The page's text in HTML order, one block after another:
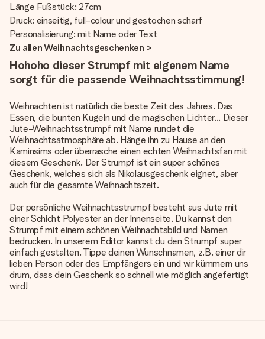
Länge Fußstück: 27cm
Druck: einseitig, full-colour und gestochen scharf
Personalisierung: mit Name oder Text
Zu allen Weihnachtsgeschenken >
Hohoho dieser Strumpf mit eigenem Name
sorgt für die passende Weihnachtsstimmung!
Weihnachten ist natürlich die beste Zeit des Jahres. Das
Essen, die bunten Kugeln und die magischen Lichter... Dieser
Jute-Weihnachtsstrumpf mit Name rundet die
Weihnachtsatmosphäre ab. Hänge ihn zu Hause an den
Kaminsims oder überrasche einen echten Weihnachtsfan mit
diesem Geschenk. Der Strumpf ist ein super schönes
Geschenk, welches sich als Nikolausgeschenk eignet, aber
auch für die gesamte Weihnachtszeit.
Der persönliche Weihnachtsstrumpf besteht aus Jute mit
einer Schicht Polyester an der Innenseite. Du kannst den
Strumpf mit einem schönen Weihnachtsbild und Namen
bedrucken. In unserem Editor kannst du den Strumpf super
einfach gestalten. Tippe deinen Wunschnamen, z.B. einer dir
lieben Person oder des Empfängers ein und wir kümmern uns
drum, dass dein Geschenk so schnell wie möglich angefertigt
wird!